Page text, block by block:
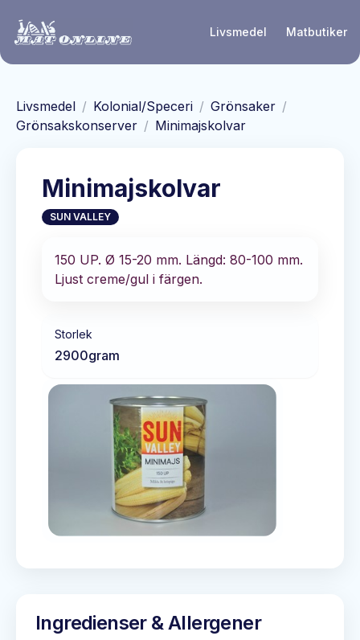
Livsmedel Matbutiker
Livsmedel / Kolonial/Speceri / Grönsaker /
Grönsakskonserver / Minimajskolvar
Minimajskolvar
SUN VALLEY
150 UP. Ø 15-20 mm. Längd: 80-100 mm.
Ljust creme/gul i färgen.
Storlek
2900gram
Ingredienser & Allergener